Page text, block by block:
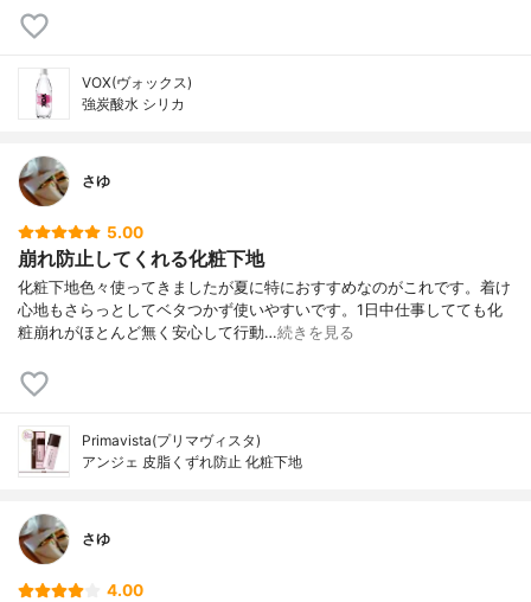
VOX(ヴォックス)
強炭酸水 シリカ
さゆ
5.00
崩れ防止してくれる化粧下地
化粧下地色々使ってきましたが夏に特におすすめなのがこれです。着け
心地もさらっとしてベタつかず使いやすいです。1日中仕事してても化
粧崩れがほとんど無く安心して行動…続きを見る
Primavista(プリマヴィスタ)
アンジェ 皮脂くずれ防止 化粧下地
さゆ
4.00